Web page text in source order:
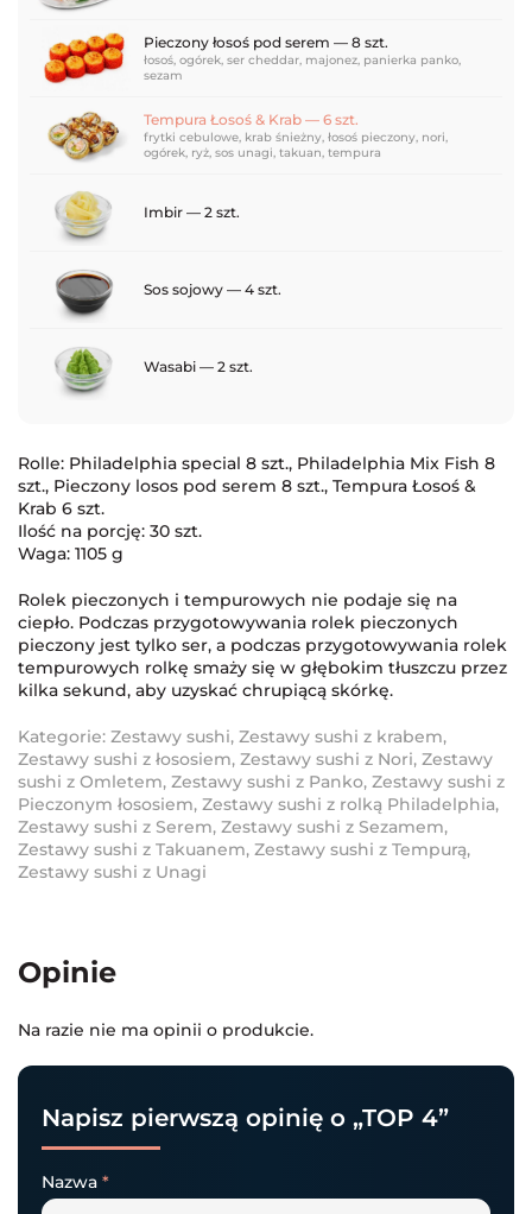
Pieczony łosoś pod serem — 8 szt.
łosoś, ogórek, ser cheddar, majonez, panierka panko,
sezam
Tempura Łosoś & Krab — 6 szt.
frytki cebulowe, krab śnieżny, łosoś pieczony, nori,
ogórek, ryż, sos unagi, takuan, tempura
Imbir — 2 szt.
Sos sojowy — 4 szt.
Wasabi — 2 szt.
Rolle: Philadelphia special 8 szt., Philadelphia Mix Fish 8
szt., Pieczony losos pod serem 8 szt., Tempura Łosoś &
Krab 6 szt.
Ilość na porcję: 30 szt.
Waga: 1105 g
Rolek pieczonych i tempurowych nie podaje się na
ciepło. Podczas przygotowywania rolek pieczonych
pieczony jest tylko ser, a podczas przygotowywania rolek
tempurowych rolkę smaży się w głębokim tłuszczu przez
kilka sekund, aby uzyskać chrupiącą skórkę.
Kategorie: Zestawy sushi, Zestawy sushi z krabem,
Zestawy sushi z łososiem, Zestawy sushi z Nori, Zestawy
sushi z Omletem, Zestawy sushi z Panko, Zestawy sushi z
Pieczonym łososiem, Zestawy sushi z rolką Philadelphia,
Zestawy sushi z Serem, Zestawy sushi z Sezamem,
Zestawy sushi z Takuanem, Zestawy sushi z Tempurą,
Zestawy sushi z Unagi
Opinie
Na razie nie ma opinii o produkcie.
Napisz pierwszą opinię o „TOP 4”
Nazwa *